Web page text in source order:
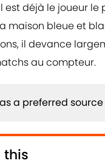
est déjà le joueur le
maison bleue et
il devance
au compteur.
a preferred source
this